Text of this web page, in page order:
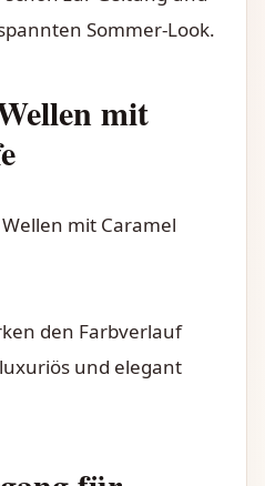
Sommer-Look.
mit
den Farbverlauf
und elegant